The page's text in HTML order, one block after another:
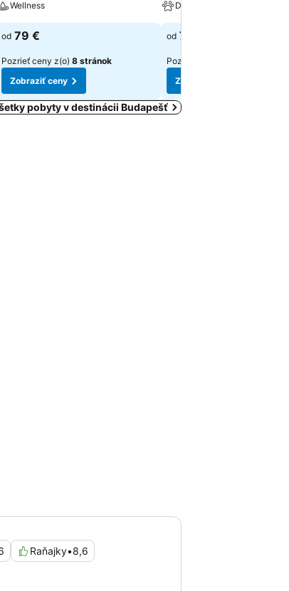
Wellness
od 79 €
Pozrieť ceny z(o) 8 stránok
Zobraziť ceny
Domáce zvieratká povolené
od 73 €
Pozrieť ceny z(o)
Zobraziť ceny
pobyty v destinácii Budapešť
Raňajky•8,6